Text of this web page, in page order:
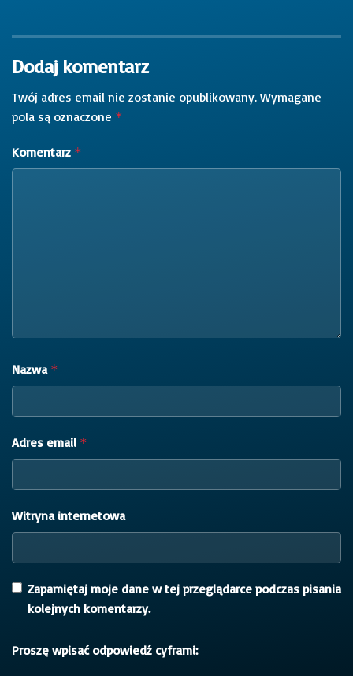
Dodaj komentarz
Twój adres email nie zostanie opublikowany. Wymagane
pola są oznaczone *
Komentarz *
Nazwa *
Adres email *
Witryna internetowa
Zapamiętaj moje dane w tej przeglądarce podczas pisania
kolejnych komentarzy.
Proszę wpisać odpowiedź cyframi: